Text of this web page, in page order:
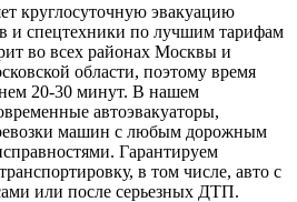
круглосуточную эвакуацию
и спецтехники по лучшим тарифам
во всех районах Москвы и
области, поэтому время
20-30 минут. В нашем
автоэвакуаторы,
машин с любым дорожным
Гарантируем
в том числе, авто с
или после серьезных ДТП.